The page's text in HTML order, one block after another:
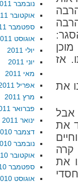
אז
את
אבל
את
קרה
את
נובמבר 2011
אוקטובר 2011
ספטמבר 2011
אוגוסט 2011
יולי 2011
יוני 2011
מאי 2011
אפריל 2011
מרץ 2011
פברואר 2011
ינואר 2011
דצמבר 2010
נובמבר 2010
אוקטובר 2010
ספטמבר 2010
אוגוסט 2010